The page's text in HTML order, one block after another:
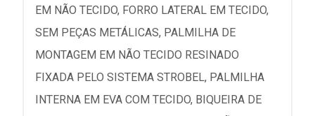
EM NÃO TECIDO, FORRO LATERAL EM TECIDO,
SEM PEÇAS METÁLICAS, PALMILHA DE
MONTAGEM EM NÃO TECIDO RESINADO
FIXADA PELO SISTEMA STROBEL, PALMILHA
INTERNA EM EVA COM TECIDO, BIQUEIRA DE